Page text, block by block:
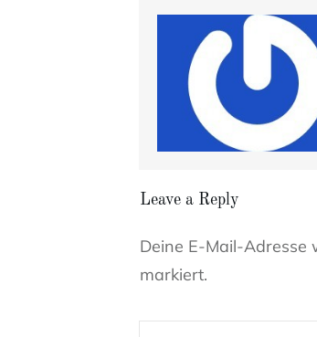
Leave a Reply
Deine E-Mail-
markiert.